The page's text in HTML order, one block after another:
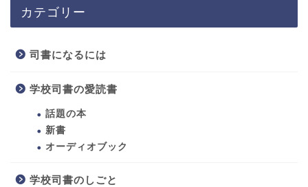
カテゴリー
司書になるには
学校司書の愛読書
話題の本
新書
オーディオブック
学校司書のしごと